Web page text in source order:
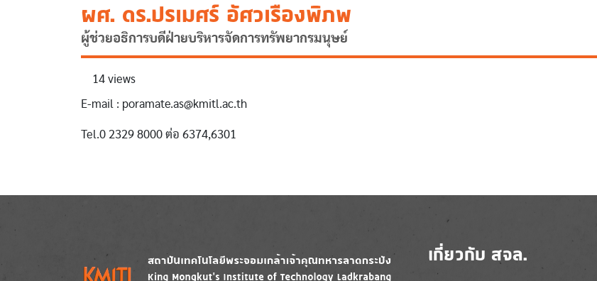
ผศ. ดร.ปรเมศร์ อัศวเรืองพิภพ
ผู้ช่วยอธิการบดีฝ่ายบริหารจัดการทรัพยากรมนุษย์
14 views
E-mail : poramate.as@kmitl.ac.th
Tel.0 2329 8000 ต่อ 6374,6301
Image Image เกี่ยวกับ สจล.